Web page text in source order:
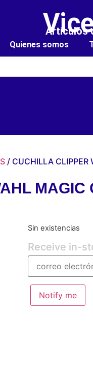
Artículos
Quienes somos
/ CUCHILLA CLIPPER
MAGIC
Sin existencias
Receive in-
Notify me